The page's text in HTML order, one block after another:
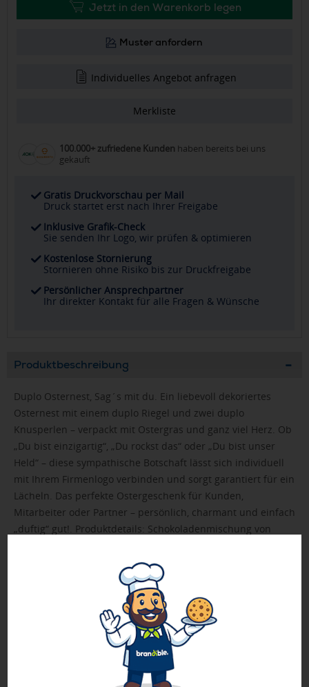
Jetzt in den Warenkorb legen
Muster anfordern
Individuelles Angebot anfragen
Merkliste
100.000+ zufriedene Kunden haben bereits bei uns
gekauft
Gratis Druckvorschau per Mail
Druck startet erst nach Ihrer Freigabe
Inklusive Grafik-Check
Sie senden Ihr Logo, wir prüfen & optimieren
Kostenlose Stornierung
Stornieren ohne Risiko bis zur Druckfreigabe
Persönlicher Ansprechpartner
Ihr direkter Kontakt für alle Fragen & Wünsche
Produktbeschreibung
Duplo Osternest, Sag´s mit du. Ein liebevoll dekoriertes
Osternest mit einem duplo Riegel und zwei duplo
Knusperlen – verpackt mit Ostergras und ganz viel Herz. Ob
„Du bist einzigartig“, „Du rockst das“ oder „Du bist unser
Held“ – diese sympathische Botschaft lässt sich individuell
mit Ihrem Firmenlogo verbinden und sorgt garantiert für ein
Lächeln. Das perfekte Ostergeschenk für Kunden,
Mitarbeiter oder Partner – persönlich, charmant und einfach
„duftig“ gut!. Produktdetails: Schokoladenmischung von
Nachhaltigkeit: Für jede Bestellung mit uns wird ein Baum
über GROW MY TREE gepflanzt. Wir verwenden FSC®
zertifizierten Karton aus nachhaltiger Forstwirtschaft und
anderen kontrollierten Quellen.
➤ Inhalt: Schokoladenmischung von duplo (ca. 33 g)
bestehend aus 1 duplo Riegel und zwei duplo Knusperlen
➤ FSC-Zertifikat (Zertifizierung durch den Hersteller)